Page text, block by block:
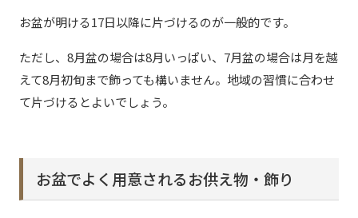
お盆が明ける17日以降に片づけるのが一般的です。
ただし、8月盆の場合は8月いっぱい、7月盆の場合は月を越
えて8月初旬まで飾っても構いません。地域の習慣に合わせ
て片づけるとよいでしょう。
お盆でよく用意されるお供え物・飾り